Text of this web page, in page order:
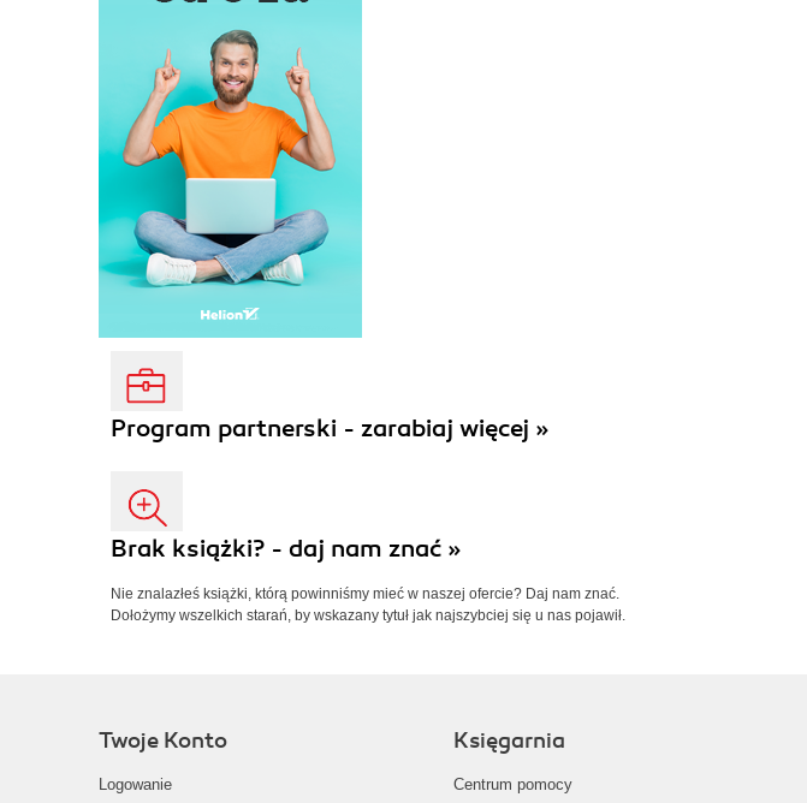
Program partnerski - zarabiaj więcej »
Brak książki? - daj nam znać »
Nie znalazłeś książki, którą powinniśmy mieć w naszej ofercie? Daj nam znać.
Dołożymy wszelkich starań, by wskazany tytuł jak najszybciej się u nas pojawił.
Twoje Konto
Logowanie
Księgarnia
Centrum pomocy